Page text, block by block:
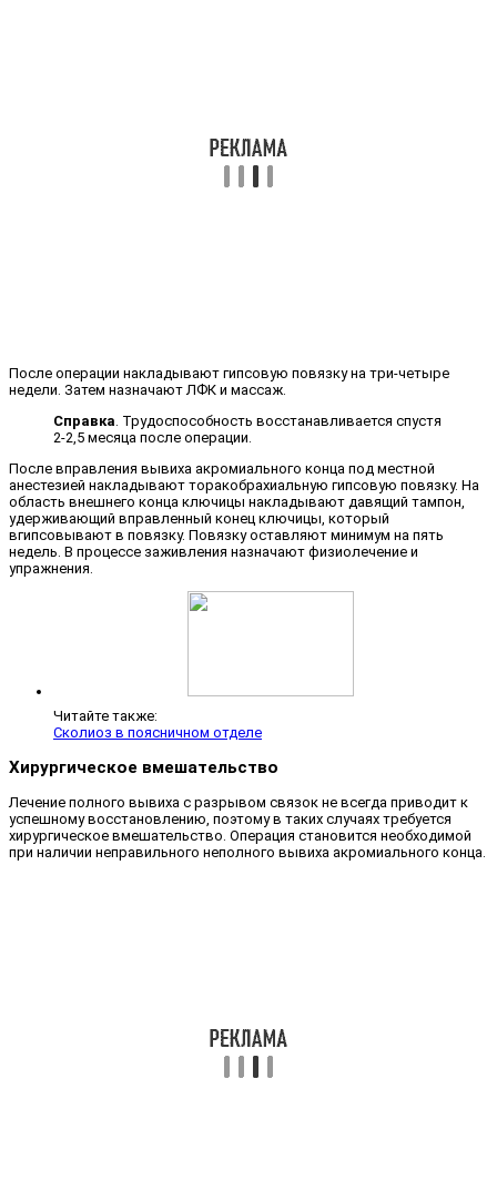
После операции накладывают гипсовую повязку на три-четыре
недели. Затем назначают ЛФК и массаж.
Справка . Трудоспособность восстанавливается спустя
2-2,5 месяца после операции.
После вправления вывиха акромиального конца под местной
анестезией накладывают торакобрахиальную гипсовую повязку. На
область внешнего конца ключицы накладывают давящий тампон,
удерживающий вправленный конец ключицы, который
вгипсовывают в повязку. Повязку оставляют минимум на пять
недель. В процессе заживления назначают физиолечение и
упражнения.
Читайте также:
Сколиоз в поясничном отделе
Хирургическое вмешательство
Лечение полного вывиха с разрывом связок не всегда приводит к
успешному восстановлению, поэтому в таких случаях требуется
хирургическое вмешательство. Операция становится необходимой
при наличии неправильного неполного вывиха акромиального конца.